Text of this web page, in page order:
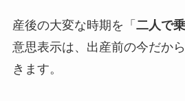
産後の大変な時期を「 二人で
意思表示は、出産前の今だか
きます。